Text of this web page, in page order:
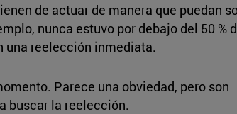
de actuar de manera que puedan
nunca estuvo por debajo del 50 %
una reelección inmediata.
Parece una obviedad, pero son
buscar la reelección.